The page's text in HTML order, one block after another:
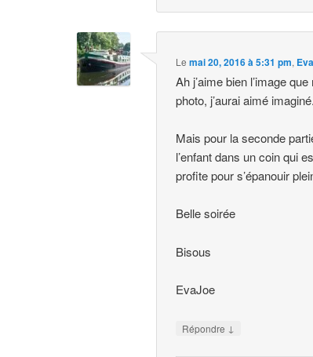
Lemai 20, 2016 à 5:31 pm,
Ah j’aime bien l’image
photo, j’aurai aimé imaginé.
Mais pour la seconde
l’enfant dans un coin qui
profite pour s’épanouir
Belle soirée
Bisous
EvaJoe
Répondre ↓